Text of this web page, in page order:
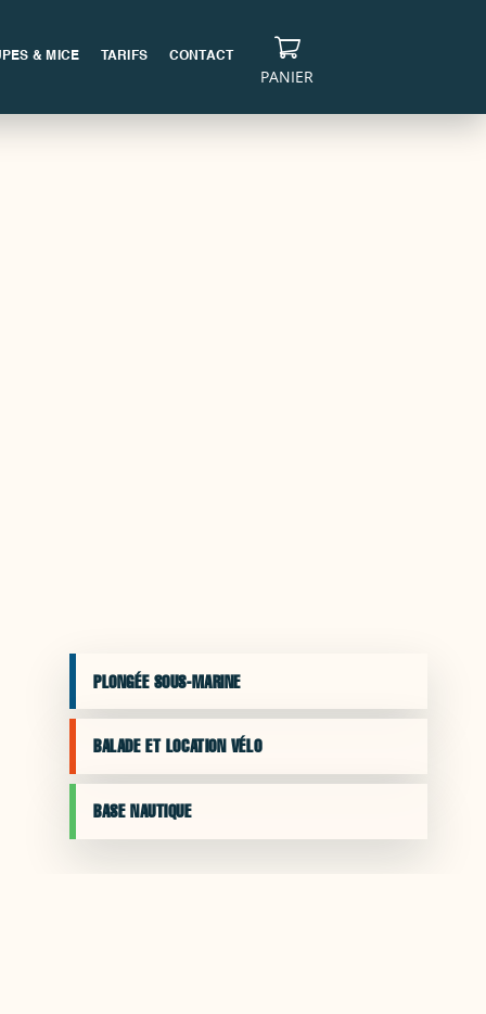
& MICE TARIFS CONTACT
PANIER
PLONGÉE SOUS-MARINE
BALADE ET LOCATION VÉLO
BASE NAUTIQUE